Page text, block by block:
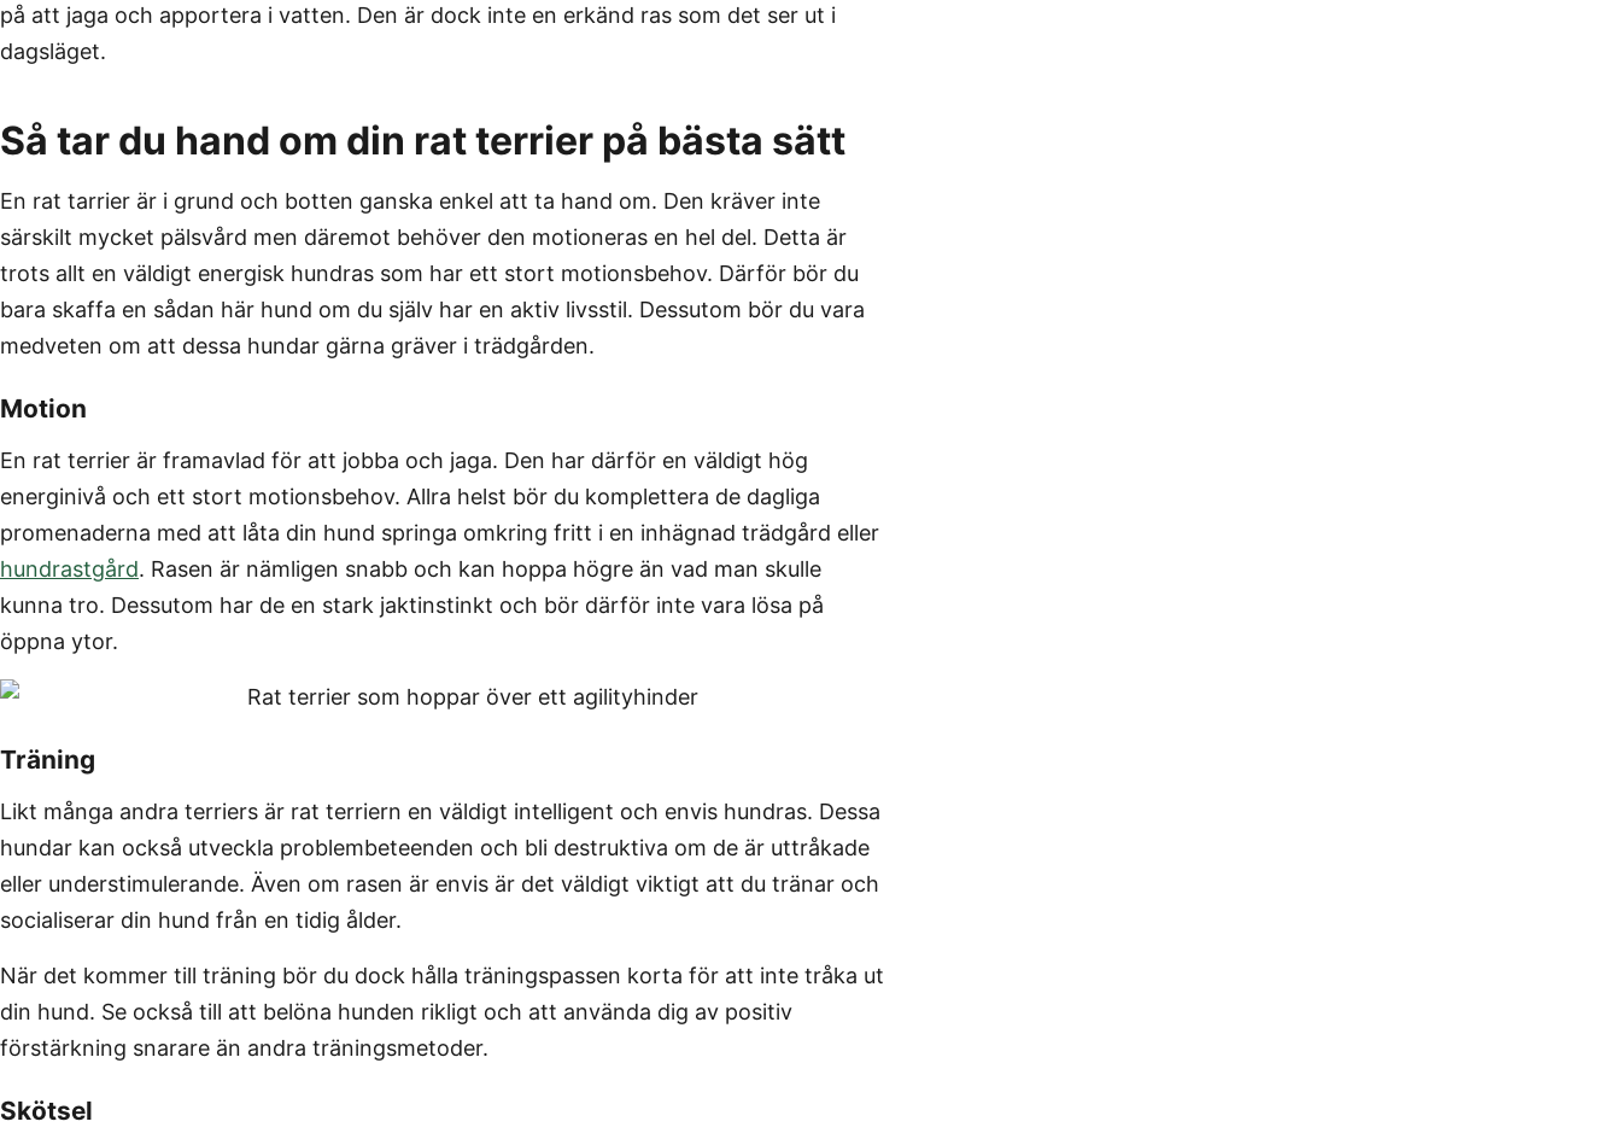
på att jaga och apportera i vatten. Den är dock inte en erkänd ras som det ser ut i
dagsläget.
Så tar du hand om din rat terrier på bästa sätt
En rat tarrier är i grund och botten ganska enkel att ta hand om. Den kräver inte
särskilt mycket pälsvård men däremot behöver den motioneras en hel del. Detta är
trots allt en väldigt energisk hundras som har ett stort motionsbehov. Därför bör du
bara skaffa en sådan här hund om du själv har en aktiv livsstil. Dessutom bör du vara
medveten om att dessa hundar gärna gräver i trädgården.
Motion
En rat terrier är framavlad för att jobba och jaga. Den har därför en väldigt hög
energinivå och ett stort motionsbehov. Allra helst bör du komplettera de dagliga
promenaderna med att låta din hund springa omkring fritt i en inhägnad trädgård eller
hundrastgård. Rasen är nämligen snabb och kan hoppa högre än vad man skulle
kunna tro. Dessutom har de en stark jaktinstinkt och bör därför inte vara lösa på
öppna ytor.
Träning
Likt många andra terriers är rat terriern en väldigt intelligent och envis hundras. Dessa
hundar kan också utveckla problembeteenden och bli destruktiva om de är uttråkade
eller understimulerande. Även om rasen är envis är det väldigt viktigt att du tränar och
socialiserar din hund från en tidig ålder.
När det kommer till träning bör du dock hålla träningspassen korta för att inte tråka ut
din hund. Se också till att belöna hunden rikligt och att använda dig av positiv
förstärkning snarare än andra träningsmetoder.
Skötsel